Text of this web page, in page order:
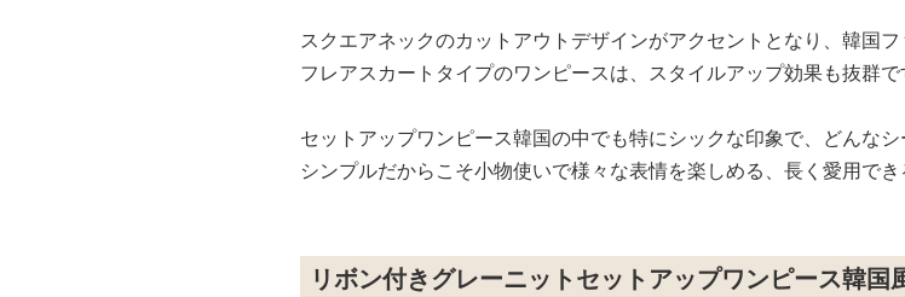
スクエアネックのカットアウトデザインがアクセントとなり、韓国
フレアスカートタイプのワンピースは、スタイルアップ効果も抜群で
セットアップワンピース韓国の中でも特にシックな印象で、どんなシ
シンプルだからこそ小物使いで様々な表情を楽しめる、長く愛用でき
リボン付きグレーニットセットアップワンピース韓国